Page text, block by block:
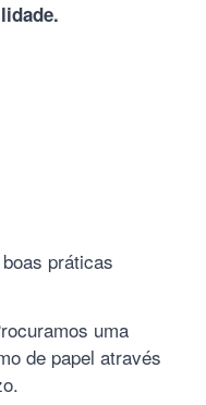
práticas
uma
de papel através